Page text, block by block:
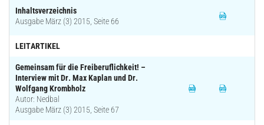
Inhaltsverzeichnis
Ausgabe März (3) 2015, Seite 66
LEITARTIKEL
Gemeinsam für die Freiberuflichkeit! –
Interview mit Dr. Max Kaplan und Dr.
Wolfgang Krombholz
Autor: Nedbal
Ausgabe März (3) 2015, Seite 67